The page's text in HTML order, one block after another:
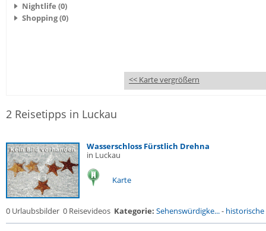
Nightlife (0)
Shopping (0)
<< Karte vergrößern
2 Reisetipps in Luckau
Wasserschloss Fürstlich Drehna
in Luckau
Karte
0 Urlaubsbilder 0 Reisevideos Kategorie: Sehenswürdigke...- historische